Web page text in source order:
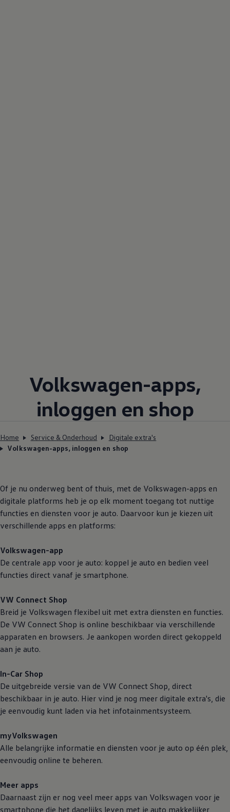
Volkswagen-apps,
inloggen en shop
Home Service & Onderhoud
Digitale extra's
Volkswagen-apps, inloggen en shop
Of je nu onderweg bent of thuis, met de Volkswagen-apps en
digitale platforms heb je op elk moment toegang tot nuttige
functies en diensten voor je auto. Daarvoor kun je kiezen uit
verschillende apps en platforms:
Volkswagen-app
De centrale app voor je auto: koppel je auto en bedien veel
functies direct vanaf je smartphone.
VW Connect Shop
Breid je Volkswagen flexibel uit met extra diensten en functies.
De VW Connect Shop is online beschikbaar via verschillende
apparaten en browsers. Je aankopen worden direct gekoppeld
aan je auto.
In-Car Shop
De uitgebreide versie van de VW Connect Shop, direct
beschikbaar in je auto. Hier vind je nog meer digitale extra's, die
je eenvoudig kunt laden via het infotainmentsysteem.
myVolkswagen
Alle belangrijke informatie en diensten voor je auto op één plek,
eenvoudig online te beheren.
Meer apps
Daarnaast zijn er nog veel meer apps van Volkswagen voor je
smartphone die het dagelijks leven met je auto makkelijker